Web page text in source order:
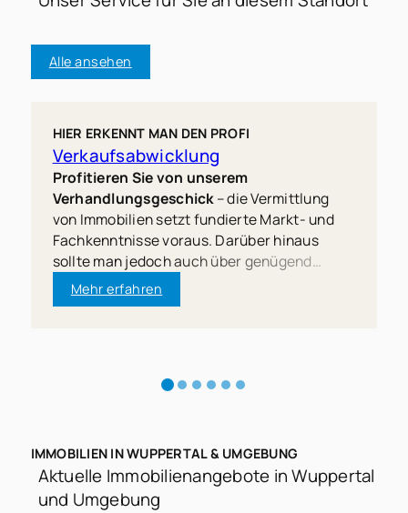
Alle ansehen
HIER ERKENNT MAN DEN PROFI
Verkaufsabwicklung
Profitieren Sie von unserem
Verhandlungsgeschick– die Vermittlung
von Immobilien setzt fundierte Markt- und
Fachkenntnisse voraus. Darüber hinaus
sollte man jedoch auch über genügend
Verhandlungsgeschick verfügen.
Mehr erfahren
IMMOBILIEN IN WUPPERTAL & UMGEBUNG
Aktuelle Immobilienangebote in Wuppertal
und Umgebung